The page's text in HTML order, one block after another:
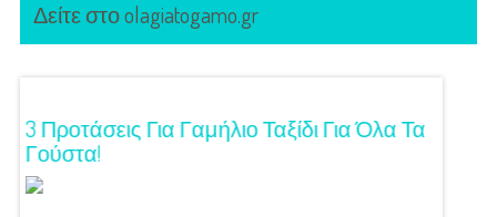
Δείτε στο olagiatogamo.gr
3 Προτάσεις Για Γαμήλιο Ταξίδι Για Όλα Τα
Γούστα!